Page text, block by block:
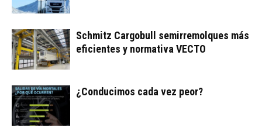
Schmitz Cargobull semirremolques más
eficientes y normativa VECTO
¿Conducimos cada vez peor?